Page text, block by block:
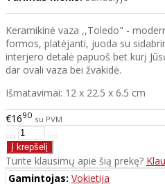
Keramikinė vaza ,,Toledo" -
formos, platėjanti, juoda su
interjero detalė papuoš bet kurį
dar ovali vaza bei žvakidė.
Išmatavimai: 12 x 22.5 x 6.5 cm
€1690 su PVM
Turite klausimų apie šią prekę?
Gamintojas: Vokietija